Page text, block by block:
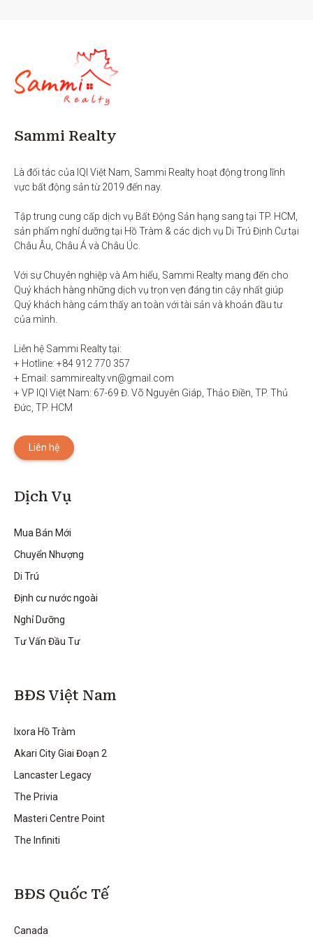
Sammi Realty
Là đối tác của IQI Việt Nam, Sammi Realty hoạt động trong lĩnh
vực bất động sản từ 2019 đến nay.
Tập trung cung cấp dịch vụ Bất Động Sản hạng sang tại TP. HCM,
sản phẩm nghỉ dưỡng tại Hồ Tràm & các dịch vụ Di Trú Định Cư tại
Châu Âu, Châu Á và Châu Úc.
Với sự Chuyên nghiệp và Am hiểu, Sammi Realty mang đến cho
Quý khách hàng những dịch vụ trọn vẹn đáng tin cậy nhất giúp
Quý khách hàng cảm thấy an toàn với tài sản và khoản đầu tư
của mình.
Liên hệ Sammi Realty tại:
+ Hotline: +84 912 770 357
+ Email: sammirealty.vn@gmail.com
+ VP IQI Việt Nam: 67-69 Đ. Võ Nguyên Giáp, Thảo Điền, TP. Thủ
Đức, TP. HCM
Liên hệ
Dịch Vụ
Mua Bán Mới
Chuyển Nhượng
Di Trú
Định cư nước ngoài
Nghỉ Dưỡng
Tư Vấn Đầu Tư
BĐS Việt Nam
Ixora Hồ Tràm
Akari City Giai Đoạn 2
Lancaster Legacy
The Privia
Masteri Centre Point
The Infiniti
BĐS Quốc Tế
Canada